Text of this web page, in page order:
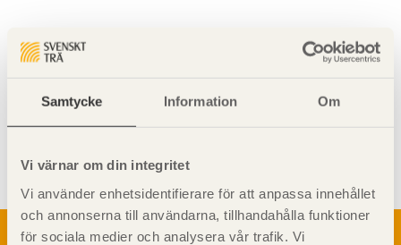
Samtycke Information Om
Vi värnar om din integritet
Vi använder enhetsidentifierare för att anpassa innehållet
och annonserna till användarna, tillhandahålla funktioner
för sociala medier och analysera vår trafik. Vi
Om trä